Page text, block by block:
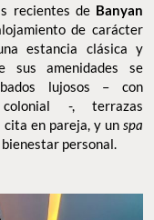
recientes deBanyan
de carácter
estancia clásica y
sus amenidades se
lujosos – con
-, terrazas
en pareja, y un spa
bienestar personal.